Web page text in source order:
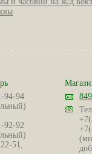
94-94
92-92
51,